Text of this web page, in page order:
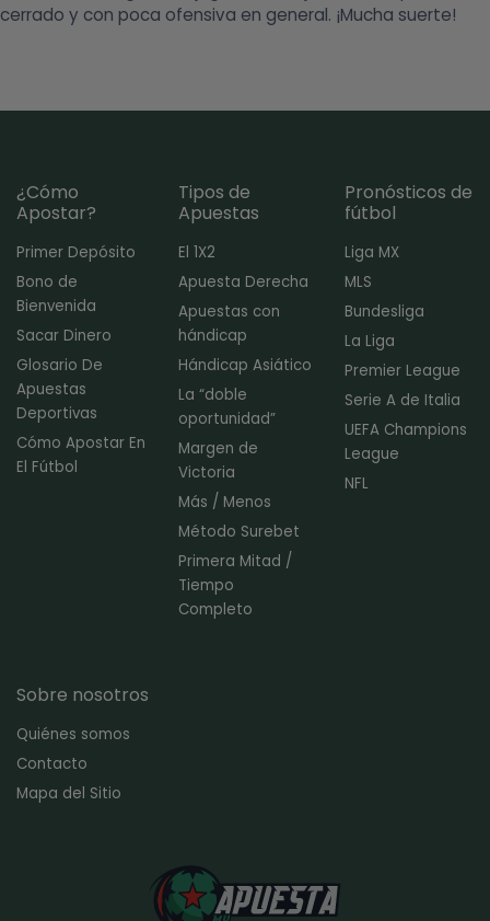
cerrado y con poca ofensiva en general. ¡Mucha suerte!
¿Cómo
Apostar?
Primer Depósito
Bono de
Bienvenida
Sacar Dinero
Glosario De
Apuestas
Deportivas
Cómo Apostar En
El Fútbol
Tipos de
Apuestas
El 1X2
Apuesta Derecha
Apuestas con
hándicap
Hándicap Asiático
La “doble
oportunidad”
Margen de
Victoria
Más / Menos
Método Surebet
Primera Mitad /
Tiempo
Completo
Pronósticos de
fútbol
Liga MX
MLS
Bundesliga
La Liga
Premier League
Serie A de Italia
UEFA Champions
League
NFL
Sobre nosotros
Quiénes somos
Contacto
Mapa del Sitio